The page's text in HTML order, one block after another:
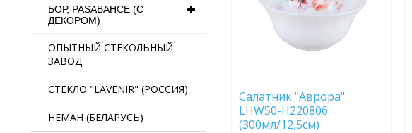
БОР, PASABAHCE (С
ДЕКОРОМ)
ОПЫТНЫЙ СТЕКОЛЬНЫЙ
ЗАВОД
СТЕКЛО "LAVENIR" (РОССИЯ)
НЕМАН (БЕЛАРУСЬ)
Салатник "Аврора"
LHW50-H220806
(300мл/12,5см)